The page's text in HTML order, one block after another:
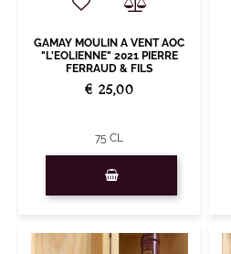
GAMAY MOULIN A VENT AOC
"L'EOLIENNE" 2021 PIERRE
FERRAUD & FILS
€ 25,00
75 CL